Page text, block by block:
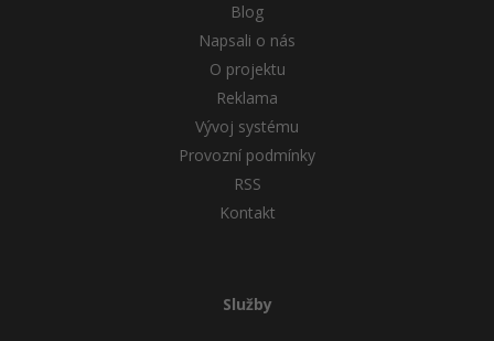
Blog
Napsali o nás
O projektu
Reklama
Vývoj systému
Provozní podmínky
RSS
Kontakt
Služby